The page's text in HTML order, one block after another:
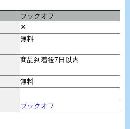
ブックオフ
✕
無料
商品到着後7日以内
無料
–
ブックオフ